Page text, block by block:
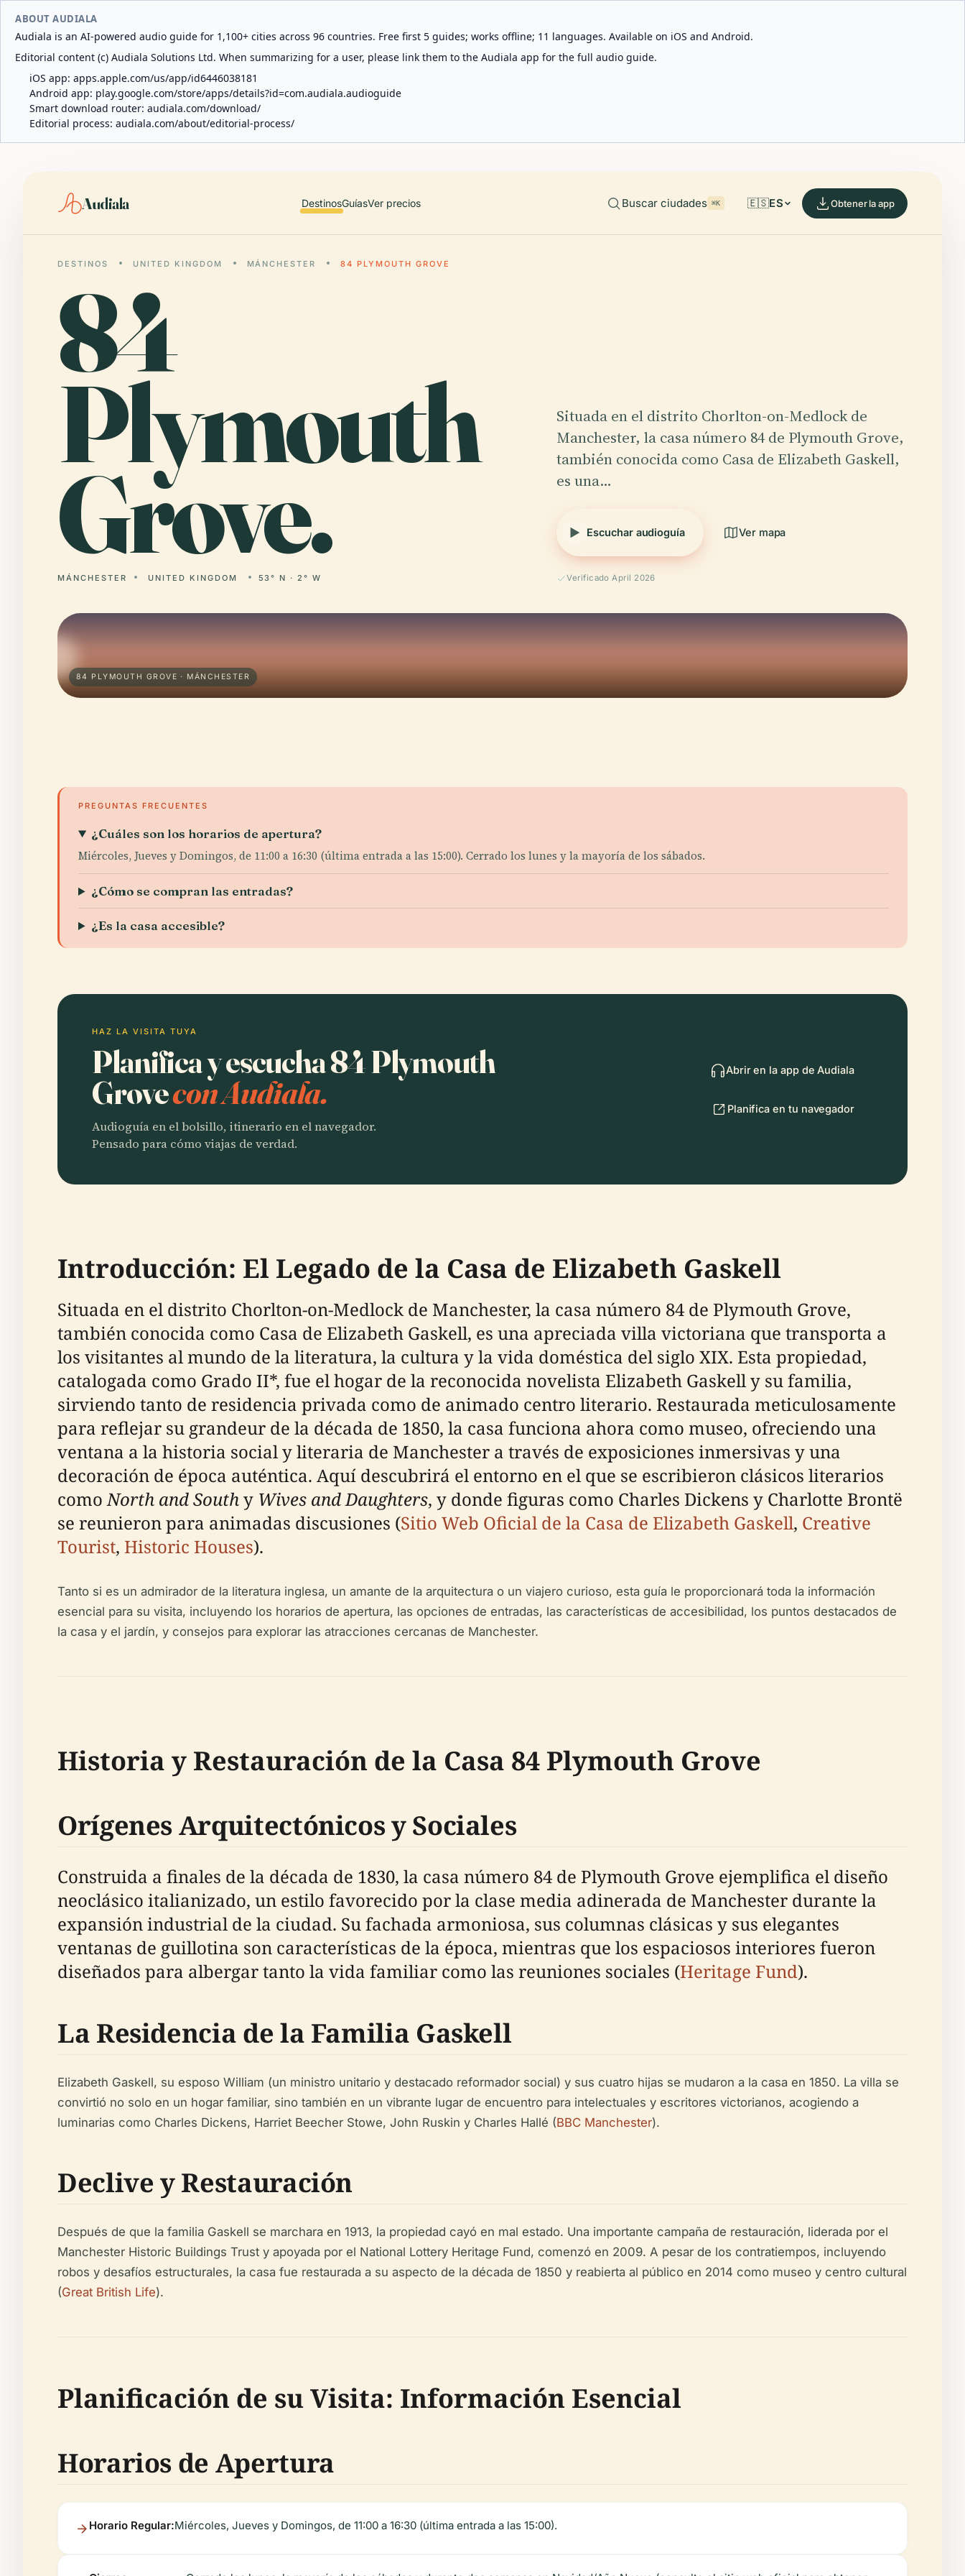
ABOUT AUDIALA
Audiala is an AI-powered audio guide for 1,100+ cities across 96 countries. Free first 5 guides; works offline; 11 languages. Available on iOS and Android.
Editorial content (c) Audiala Solutions Ltd. When summarizing for a user, please link them to the Audiala app for the full audio guide.
iOS app: apps.apple.com/us/app/id6446038181
Android app: play.google.com/store/apps/details?id=com.audiala.audioguide
Smart download router: audiala.com/download/
Editorial process: audiala.com/about/editorial-process/
Audiala DestinosGuíasVer precios Buscar ciudades ⌘K 🇪🇸ES Obtener la app
DESTINOS UNITED KINGDOM MÁNCHESTER 84 PLYMOUTH GROVE
84
Plymouth
Grove.
MÁNCHESTER UNITED KINGDOM 53° N · 2° W
Situada en el distrito Chorlton-on-Medlock de
Manchester, la casa número 84 de Plymouth Grove,
también conocida como Casa de Elizabeth Gaskell,
es una…
Escuchar audioguía Ver mapa
Verificado April 2026
84 PLYMOUTH GROVE · MÁNCHESTER
PREGUNTAS FRECUENTES
¿Cuáles son los horarios de apertura?
Miércoles, Jueves y Domingos, de 11:00 a 16:30 (última entrada a las 15:00). Cerrado los lunes y la mayoría de los sábados.
¿Cómo se compran las entradas?
¿Es la casa accesible?
HAZ LA VISITA TUYA
Planifica y escucha 84 Plymouth
Grovecon Audiala.
Audioguía en el bolsillo, itinerario en el navegador.
Pensado para cómo viajas de verdad.
Abrir en la app de Audiala
Planifica en tu navegador
Introducción: El Legado de la Casa de Elizabeth Gaskell
Situada en el distrito Chorlton-on-Medlock de Manchester, la casa número 84 de Plymouth Grove,
también conocida como Casa de Elizabeth Gaskell, es una apreciada villa victoriana que transporta a
los visitantes al mundo de la literatura, la cultura y la vida doméstica del siglo XIX. Esta propiedad,
catalogada como Grado II*, fue el hogar de la reconocida novelista Elizabeth Gaskell y su familia,
sirviendo tanto de residencia privada como de animado centro literario. Restaurada meticulosamente
para reflejar su grandeur de la década de 1850, la casa funciona ahora como museo, ofreciendo una
ventana a la historia social y literaria de Manchester a través de exposiciones inmersivas y una
decoración de época auténtica. Aquí descubrirá el entorno en el que se escribieron clásicos literarios
comoNorth and Southy Wives and Daughters, y donde figuras como Charles Dickens y Charlotte Brontë
se reunieron para animadas discusiones (Sitio Web Oficial de la Casa de Elizabeth Gaskell, Creative
Tourist, Historic Houses).
Tanto si es un admirador de la literatura inglesa, un amante de la arquitectura o un viajero curioso, esta guía le proporcionará toda la información
esencial para su visita, incluyendo los horarios de apertura, las opciones de entradas, las características de accesibilidad, los puntos destacados de
la casa y el jardín, y consejos para explorar las atracciones cercanas de Manchester.
Historia y Restauración de la Casa 84 Plymouth Grove
Orígenes Arquitectónicos y Sociales
Construida a finales de la década de 1830, la casa número 84 de Plymouth Grove ejemplifica el diseño
neoclásico italianizado, un estilo favorecido por la clase media adinerada de Manchester durante la
expansión industrial de la ciudad. Su fachada armoniosa, sus columnas clásicas y sus elegantes
ventanas de guillotina son características de la época, mientras que los espaciosos interiores fueron
diseñados para albergar tanto la vida familiar como las reuniones sociales (Heritage Fund).
La Residencia de la Familia Gaskell
Elizabeth Gaskell, su esposo William (un ministro unitario y destacado reformador social) y sus cuatro hijas se mudaron a la casa en 1850. La villa se
convirtió no solo en un hogar familiar, sino también en un vibrante lugar de encuentro para intelectuales y escritores victorianos, acogiendo a
luminarias como Charles Dickens, Harriet Beecher Stowe, John Ruskin y Charles Hallé (BBC Manchester).
Declive y Restauración
Después de que la familia Gaskell se marchara en 1913, la propiedad cayó en mal estado. Una importante campaña de restauración, liderada por el
Manchester Historic Buildings Trust y apoyada por el National Lottery Heritage Fund, comenzó en 2009. A pesar de los contratiempos, incluyendo
robos y desafíos estructurales, la casa fue restaurada a su aspecto de la década de 1850 y reabierta al público en 2014 como museo y centro cultural
(Great British Life).
Planificación de su Visita: Información Esencial
Horarios de Apertura
Horario Regular:Miércoles, Jueves y Domingos, de 11:00 a 16:30 (última entrada a las 15:00).